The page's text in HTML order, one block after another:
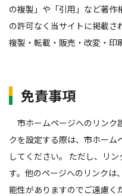
の複製」や「引用」など著作
の許可なく当サイトに掲載さ
複製・転載・販売・改変・印
免責事項
市ホームページへのリンク
クを設定する際は、市ホー
してください。 ただし、リ
す。他のページへのリンクは
能性がありますのでご遠慮く